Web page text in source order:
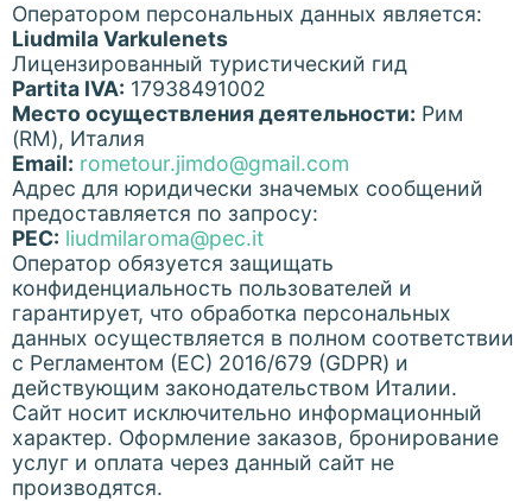
Оператором персональных данных является:
Liudmila Varkulenets
Лицензированный туристический гид
Partita IVA: 17938491002
Место осуществления деятельности: Рим
(RM), Италия
Email: rometour.jimdo@gmail.com
Адрес для юридически значемых сообщений
предоставляется по запросу:
PEC: liudmilaroma@pec.it
Оператор обязуется защищать
конфиденциальность пользователей и
гарантирует, что обработка персональных
данных осуществляется в полном соответствии
с Регламентом (ЕС) 2016/679 (GDPR) и
действующим законодательством Италии.
Сайт носит исключительно информационный
характер. Оформление заказов, бронирование
услуг и оплата через данный сайт не
производятся.